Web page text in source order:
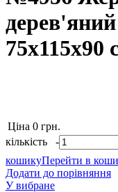
75х115х90
Ціна 0 грн.
кількість -
кошикуПерейти в
Додати до порівняння
У вибране